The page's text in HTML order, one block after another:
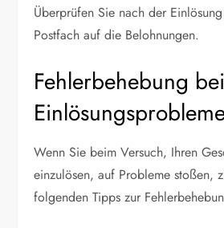
Überprüfen Sie nach der
Postfach auf die Belohnungen.
Fehlerbehebung
Wenn Sie beim Versuch, Ihren
einzulösen, auf Probleme stoßen,
folgenden Tipps zur